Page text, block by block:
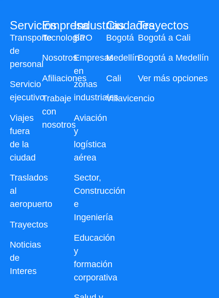
Servicios
Transporte
de
personal
Servicio
ejecutivo
Viajes
fuera
de la
ciudad
Traslados
al
aeropuerto
Trayectos
Noticias
de
Interes
Industrias
BPO
Empresas
en
zonas
industriales
Aviación
y
logística
aérea
Sector,
Construcción
e
Ingeniería
Educación
y
formación
corporativa
Ciudades
Bogotá
Medellín
Cali
Villavicencio
Trayectos
Bogotá a Cali
Bogotá a Medellín
Ver más opciones
Empresa
Tecnología
Nosotros
Afiliaciones
Trabaje
con
nosotros